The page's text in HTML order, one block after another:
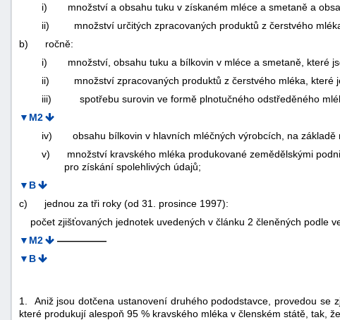
i)
množství a obsahu tuku v získaném mléce a smetaně a
ii)
množství určitých zpracovaných produktů z čerstvého
b)
ročně:
i)
množství, obsahu tuku a bílkovin v mléce a smetaně, které
ii)
množství zpracovaných produktů z čerstvého mléka,
iii)
spotřebu surovin ve formě plnotučného odstředěného
▼M2
iv)
obsahu bílkovin v hlavních mléčných výrobcích, na
v)
množství kravského mléka produkované zemědělskými
pro získání spolehlivých údajů;
▼B
c)
jednou za tři roky (od 31. prosince 1997):
počet zjišťovaných jednotek uvedených v článku 2 členěných podle
▼M2
—————
▼B
1. Aniž jsou dotčena ustanovení druhého pododstavce, provedou se
které produkují alespoň 95 % kravského mléka v členském státě, tak,